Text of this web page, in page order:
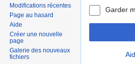
Garder
Modifications récentes
Page au hasard
Aide
Créer une nouvelle
page
Galerie des nouveaux
fichiers